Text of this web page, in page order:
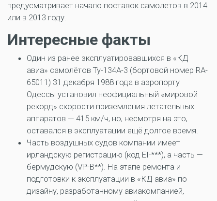
предусматривает начало поставок самолетов в 2014
или в 2013 году.
Интересные факты
Один из ранее эксплуатировавшихся в «КД
авиа» самолётов Ту-134А-3 (бортовой номер RA-
65011) 31 декабря 1988 года в аэропорту
Одессы установил неофициальный «мировой
рекорд» скорости приземления летательных
аппаратов — 415 км/ч, но, несмотря на это,
оставался в эксплуатации ещё долгое время.
Часть воздушных судов компании имеет
ирландскую регистрацию (код EI-***), а часть —
бермудскую (VP-B**). На этапе ремонта и
подготовки к эксплуатации в «КД авиа» по
дизайну, разработанному авиакомпанией,